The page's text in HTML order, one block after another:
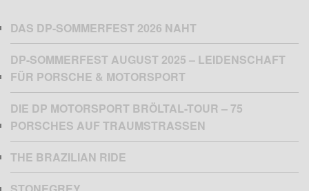
DAS DP-SOMMERFEST 2026 NAHT
DP-SOMMERFEST AUGUST 2025 – LEIDENSCHAFT
FÜR PORSCHE & MOTORSPORT
DIE DP MOTORSPORT BRÖLTAL-TOUR – 75
PORSCHES AUF TRAUMSTRASSEN
THE BRAZILIAN RIDE